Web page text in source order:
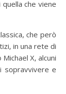
che viene
che però
in una rete di
X, alcuni
sopravvivere e